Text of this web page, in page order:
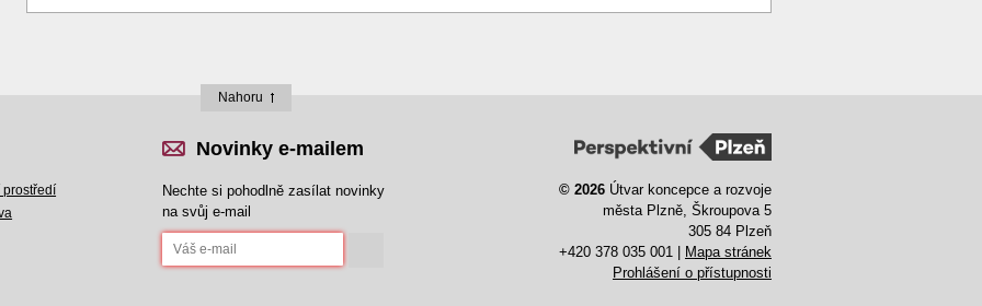
Nahoru
prostředí
Novinky e-mailem
Nechte si pohodlně zasílat novinky
na svůj e-mail
© 2026Útvar koncepce a rozvoje
města Plzně, Škroupova 5
305 84 Plzeň
+420 378 035 001 |
Mapa stránek
Prohlášení o přístupnosti